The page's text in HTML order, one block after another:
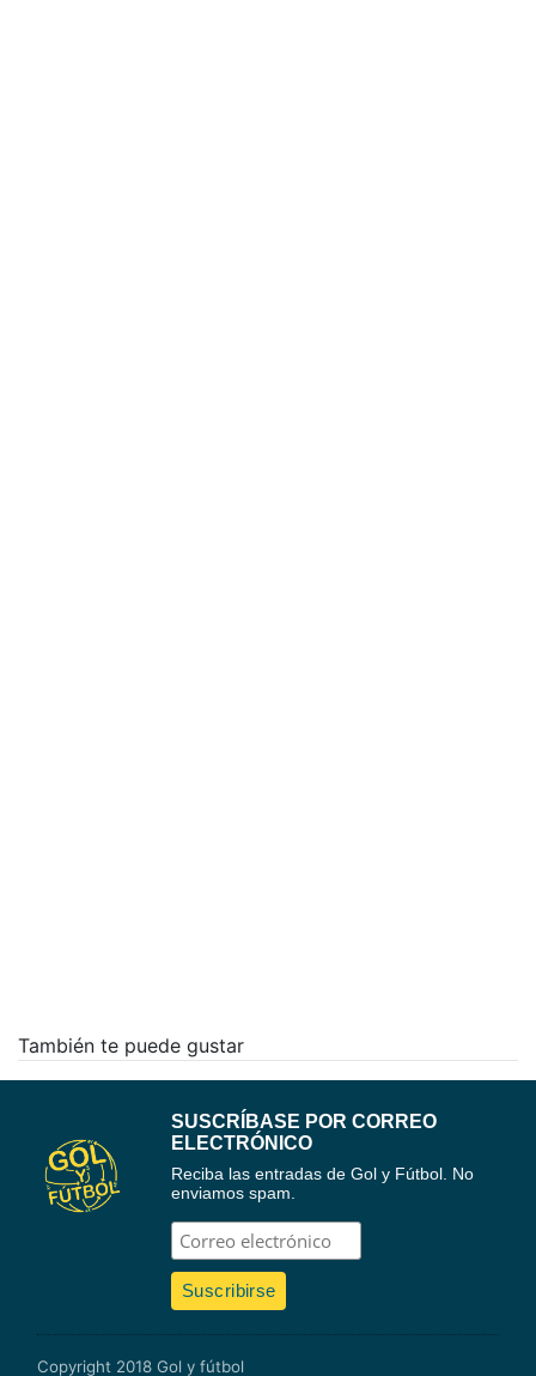
También te puede gustar
SUSCRÍBASE POR CORREO
ELECTRÓNICO
Reciba las entradas de Gol y Fútbol. No
enviamos spam.
Copyright 2018 Gol y fútbol